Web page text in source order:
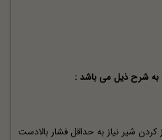
به شرح ذیل می باشد :
شیر نیاز به حداقل فشار بالادست